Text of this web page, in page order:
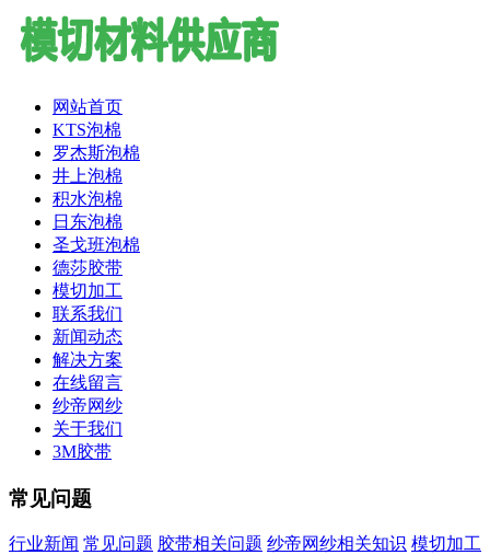
网站首页
KTS泡棉
罗杰斯泡棉
井上泡棉
积水泡棉
日东泡棉
圣戈班泡棉
德莎胶带
模切加工
联系我们
新闻动态
解决方案
在线留言
纱帝网纱
关于我们
3M胶带
常见问题
行业新闻 常见问题 胶带相关问题 纱帝网纱相关知识 模切加工